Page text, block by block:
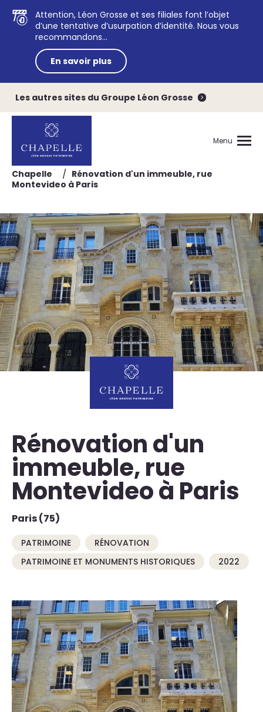
Attention, Léon Grosse et ses filiales font l’objet
d’une tentative d’usurpation d’identité. Nous vous
recommandons...
En savoir plus
Les autres sites du Groupe Léon Grosse
Menu
Chapelle / Rénovation d'un immeuble, rue
Montevideo à Paris
Rénovation d'un
immeuble, rue
Montevideo à Paris
Paris (75)
PATRIMOINE
RÉNOVATION
PATRIMOINE ET MONUMENTS HISTORIQUES
2022